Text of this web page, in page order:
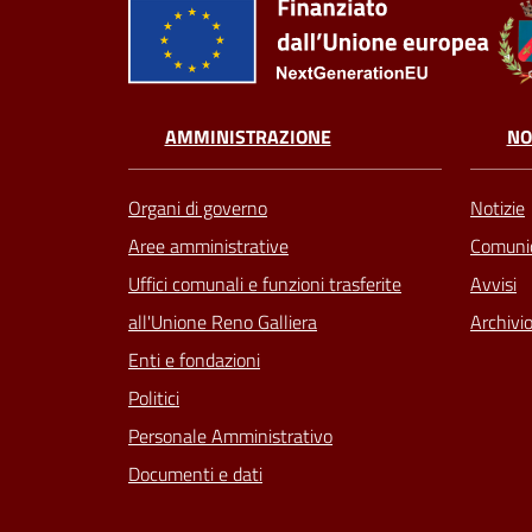
AMMINISTRAZIONE
Organi di governo
Aree amministrative
Uffici comunali e funzioni trasferite
all'Unione Reno Galliera
Enti e fondazioni
Politici
Personale Amministrativo
Documenti e dati
Notizie
Avvisi